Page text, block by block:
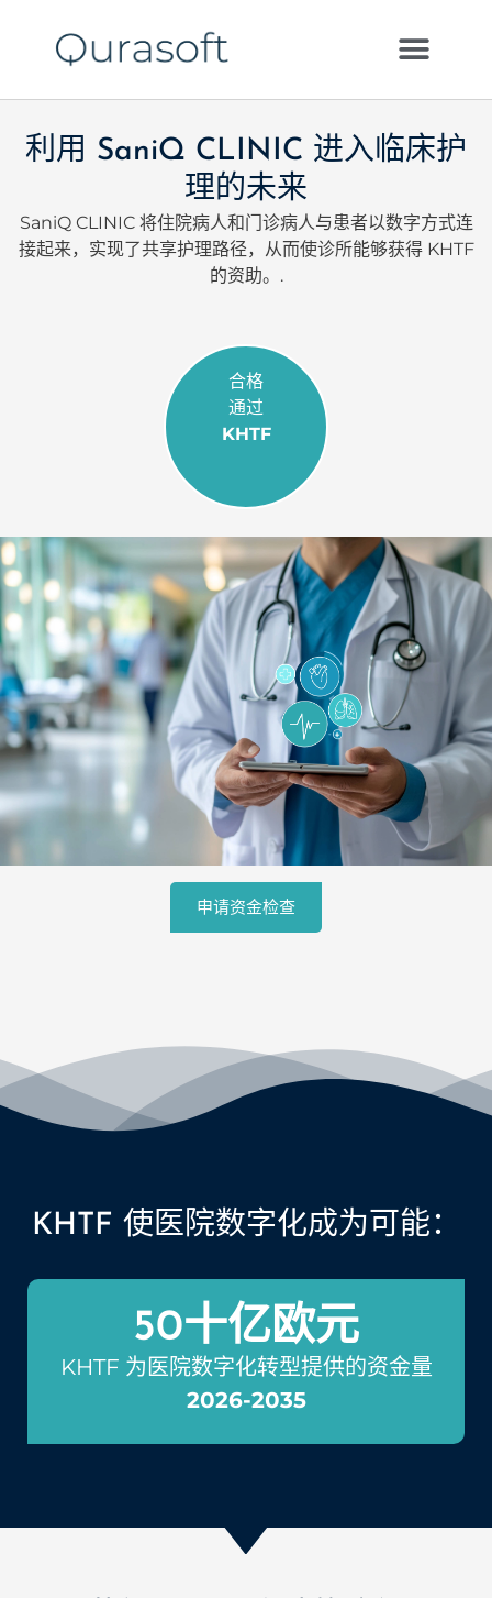
利用 SaniQ CLINIC 进入临床护
理的未来
SaniQ CLINIC 将住院病人和门诊病人与患者以数字方式连
接起来，实现了共享护理路径，从而使诊所能够获得 KHTF
的资助。.
合格
通过
KHTF
申请资金检查
KHTF 使医院数字化成为可能：
50十亿欧元
KHTF 为医院数字化转型提供的资金量
2026-2035